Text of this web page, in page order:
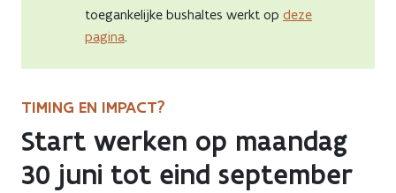
toegankelijke bushaltes werkt op deze
pagina
TIMING EN IMPACT?
Start werken op maandag
30 juni tot eind september